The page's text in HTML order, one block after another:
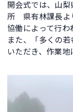
開会式では、山
所 県有林課長よ
協働によって行わ
また、「多くの
いただき、作業地